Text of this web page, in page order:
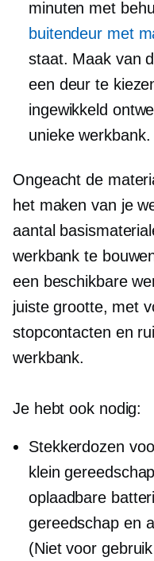
minuten met
buitendeur met
staat. Maak van
een ​​deur te
ingewikkeld
unieke werkbank.
Ongeacht de
het maken van je
aantal
werkbank te
een beschikbare
juiste grootte, met
stopcontacten en
werkbank.
Je hebt ook nodig:
Stekkerdozen
klein
oplaadbare
gereedschap en
(Niet voor